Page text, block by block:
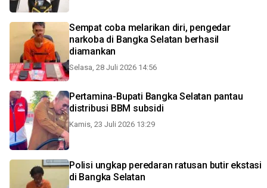
Sempat coba melarikan diri, pengedar
narkoba di Bangka Selatan berhasil
diamankan
Selasa, 28 Juli 2026 14:56
Pertamina-Bupati Bangka Selatan pantau
distribusi BBM subsidi
Kamis, 23 Juli 2026 13:29
Polisi ungkap peredaran ratusan butir ekstasi
di Bangka Selatan